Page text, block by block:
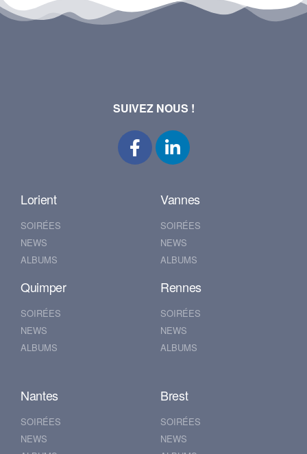
SUIVEZ NOUS !
Lorient
SOIRÉES
NEWS
ALBUMS
Vannes
SOIRÉES
NEWS
ALBUMS
Quimper
SOIRÉES
NEWS
ALBUMS
Rennes
SOIRÉES
NEWS
ALBUMS
Nantes
SOIRÉES
NEWS
Brest
SOIRÉES
NEWS